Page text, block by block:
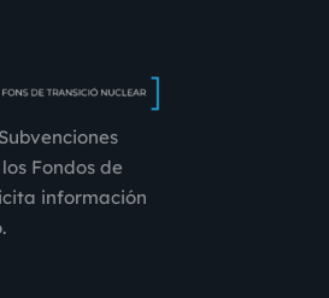
Fondos de
información